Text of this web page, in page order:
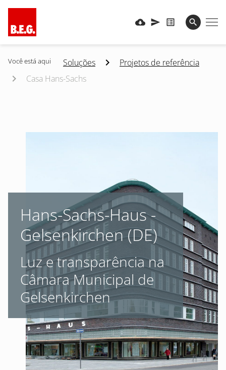
Você está aqui Soluções
Projetos de referência
Casa Hans-Sachs
Hans-Sachs-Haus -
Gelsenkirchen (DE)
Luz e transparência na
Câmara Municipal de
Gelsenkirchen